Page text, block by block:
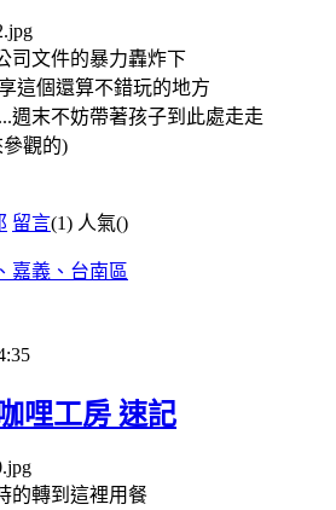
司文件的暴力轟炸下
這個還算不錯玩的地方
週末不妨帶著孩子到此處走走
觀的)
留言(1) 人氣()
嘉義、台南區
哩工房 速記
的轉到這裡用餐